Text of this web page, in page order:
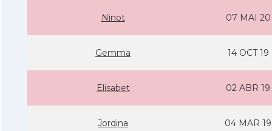
Ninot 07 MAI 20
Gemma 14 OCT 19
Elisabet 02 ABR 19
Jordina 04 MAR 19